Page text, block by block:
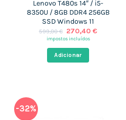
Lenovo T480s 14″ / i5-
8350U / 8GB DDR4 256GB
SSD Windows 11
599,00€ O
preço
era:
599,00 €.
270,40€O
impostos incluídos
Adicionar
-32%